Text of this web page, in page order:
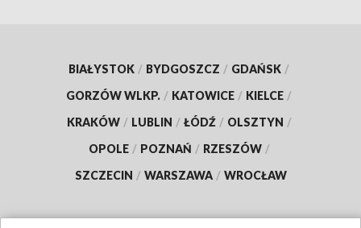
BIAŁYSTOK / BYDGOSZCZ / GDAŃSK /
GORZÓW WLKP. / KATOWICE / KIELCE /
KRAKÓW / LUBLIN / ŁÓDŹ / OLSZTYN /
OPOLE / POZNAŃ / RZESZÓW /
SZCZECIN / WARSZAWA / WROCŁAW